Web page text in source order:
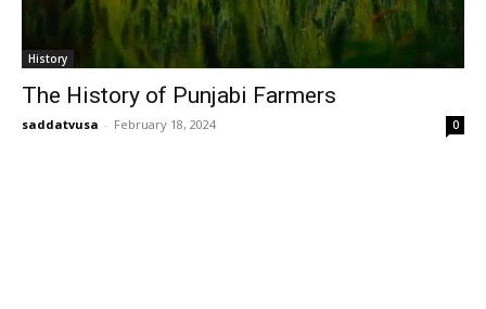
History
The History of Punjabi Farmers
saddatvusa - February 18, 2024 0